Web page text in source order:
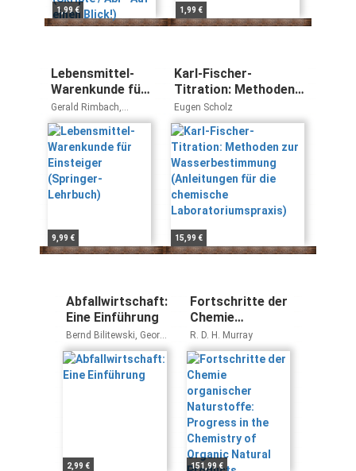
1,99 € 1,99 €
Lebensmittel-
Warenkunde für
Einsteiger
(Springer-
Lehrbuch)
Gerald Rimbach,
Jennifer Nagursky,
Helmut F. Erbersdobler
9,99 €
Karl-Fischer-
Titration: Methoden
zur
Wasserbestimmung
(Anleitungen für die
chemische
Laboratoriumspraxis)
Eugen Scholz
15,99 €
Abfallwirtschaft:
Eine Einführung
Bernd Bilitewski, Georg
Härdtle, Klaus Marek
2,99 €
Fortschritte der
Chemie
organischer
Naturstoffe:
Progress in the
Chemistry of
Organic Natural
Products
R. D. H. Murray
151,99 €